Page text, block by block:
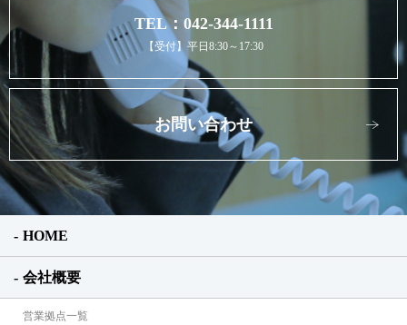
TEL：042-344-1111
【受付】平日8:30～17:30
お問い合わせ
HOME
会社概要
営業拠点一覧